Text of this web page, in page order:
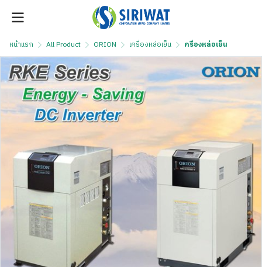
หน้าแรก All Product ORION เครื่องหล่อเย็น ครื่องหล่อเย็น